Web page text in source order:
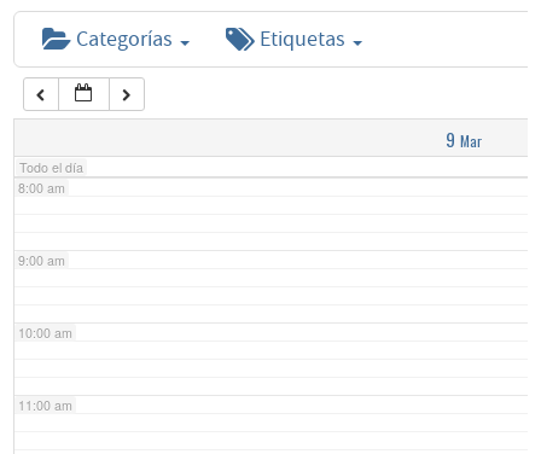
Categorías Etiquetas
9 Mar
Todo el día
6:00 am
7:00 am
8:00 am
9:00 am
10:00 am
11:00 am